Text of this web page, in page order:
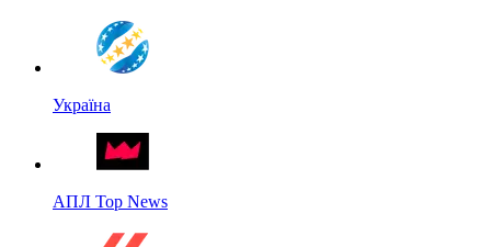
Україна
АПЛ Top News